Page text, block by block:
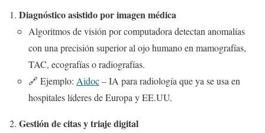
Diagnóstico asistido por imagen médica
Algoritmos de visión por computadora detectan anomalías
con una precisión superior al ojo humano en mamografías,
TAC, ecografías o radiografías.
🔗 Ejemplo: Aidoc– IA para radiología que ya se usa en
hospitales líderes de Europa y EE.UU.
Gestión de citas y triaje digital